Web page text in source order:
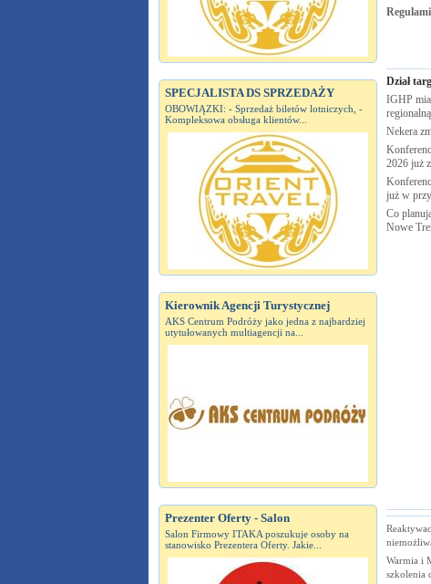
SPECJALISTA DS SPRZEDAŻY
OBOWIĄZKI: - Sprzedaż biletów lotniczych, -
Kompleksowa obsługa klientów...
Kierownik Agencji Turystycznej
AKS Centrum Podróży jako jedna z najbardziej
utytułowanych multiagencji na...
Prezenter Oferty - Salon
Salon Firmowy ITAKA poszukuje osoby na
stanowisko Prezentera Oferty. Jakie...
Dział
IGHP
Nekera
2026 już
już w
Co
Nowe
Warmia i
szkolenia